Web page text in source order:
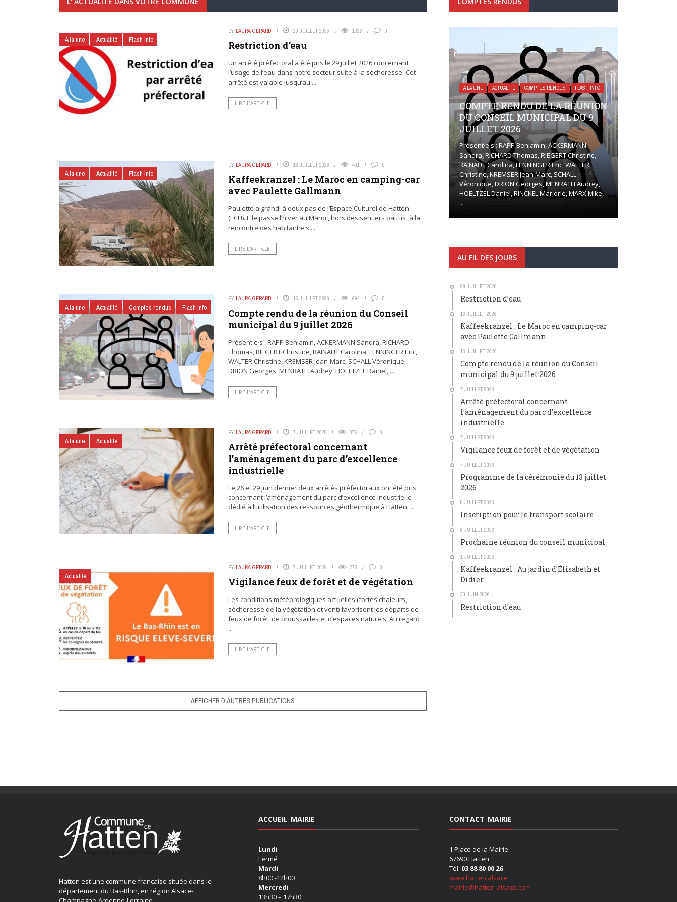
A la une Actualité Flash Info
BY LAURA GERARD 29 JUILLET 2026 1026 0
Restriction d’eau
Un arrêté préfectoral a été pris le 29 juillet 2026 concernant
l’usage de l’eau dans notre secteur suite à la sécheresse. Cet
arrêté est valable jusqu’au ...
LIRE L’ARTICLE
A la une Actualité Flash Info
BY LAURA GERARD 16 JUILLET 2026 491 0
Kaffeekranzel : Le Maroc en camping-car
avec Paulette Gallmann
Paulette a grandi à deux pas de l’Espace Culturel de Hatten
(ECU). Elle passe l’hiver au Maroc, hors des sentiers battus, à la
rencontre des habitant·e·s ...
LIRE L’ARTICLE
A la une Actualité Comptes rendus Flash Info
BY LAURA GERARD 15 JUILLET 2026 694 0
Compte rendu de la réunion du Conseil
municipal du 9 juillet 2026
Présent·e·s : RAPP Benjamin, ACKERMANN Sandra, RICHARD
Thomas, RIEGERT Christine, RAINAUT Carolina, FENNINGER Eric,
WALTER Christine, KREMSER Jean-Marc, SCHALL Véronique,
DRION Georges, MENRATH Audrey, HOELTZEL Daniel, ...
LIRE L’ARTICLE
A la une Actualité
BY LAURA GERARD 7 JUILLET 2026 376 0
Arrêté préfectoral concernant
l’aménagement du parc d’excellence
industrielle
Le 26 et 29 juin dernier deux arrêtés préfectoraux ont été pris
concernant l’aménagement du parc d’excellence industrielle
dédié à l’utilisation des ressources géothermique à Hatten. ...
LIRE L’ARTICLE
Actualité
BY LAURA GERARD 7 JUILLET 2026 276 0
Vigilance feux de forêt et de végétation
Les conditions météorologiques actuelles (fortes chaleurs,
sécheresse de la végétation et vent) favorisent les départs de
feux de forêt, de broussailles et d’espaces naturels. Au regard
...
LIRE L’ARTICLE
AFFICHER D’AUTRES PUBLICATIONS
A LA UNE ACTUALITÉ COMPTES RENDUS FLASH INFO
COMPTE RENDU DE LA RÉUNION
DU CONSEIL MUNICIPAL DU 9
JUILLET 2026
Présent·e·s : RAPP Benjamin, ACKERMANN
Sandra, RICHARD Thomas, RIEGERT Christine,
RAINAUT Carolina, FENNINGER Eric, WALTER
Christine, KREMSER Jean-Marc, SCHALL
Véronique, DRION Georges, MENRATH Audrey,
HOELTZEL Daniel, RINCKEL Marjorie, MARX Mike,
...
AU FIL DES JOURS
29 JUILLET 2026
Restriction d’eau
16 JUILLET 2026
Kaffeekranzel : Le Maroc en camping-car
avec Paulette Gallmann
15 JUILLET 2026
Compte rendu de la réunion du Conseil
municipal du 9 juillet 2026
7 JUILLET 2026
Arrêté préfectoral concernant
l’aménagement du parc d’excellence
industrielle
7 JUILLET 2026
Vigilance feux de forêt et de végétation
7 JUILLET 2026
Programme de la cérémonie du 13 juillet
2026
6 JUILLET 2026
Inscription pour le transport scolaire
6 JUILLET 2026
Prochaine réunion du conseil municipal
1 JUILLET 2026
Kaffeekranzel : Au jardin d’Élisabeth et
Didier
30 JUIN 2026
Restriction d’eau
Hatten est une commune française située dans le
département du Bas-Rhin, en région Alsace-
ACCUEIL MAIRIE
Lundi
Fermé
Mardi
8h00 -12h00
Mercredi
13h30 – 17h30
CONTACT MAIRIE
1 Place de la Mairie
67690 Hatten
Tél. 03 88 80 00 26
www.hatten.alsace
mairie@hatten-alsace.com